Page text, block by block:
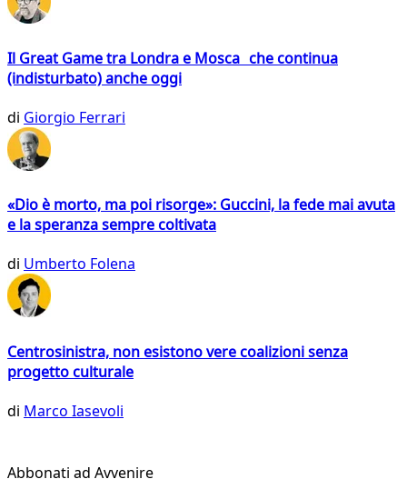
Il Great Game tra Londra e Mosca che continua
(indisturbato) anche oggi
di Giorgio Ferrari
«Dio è morto, ma poi risorge»: Guccini, la fede mai avuta
e la speranza sempre coltivata
di Umberto Folena
Centrosinistra, non esistono vere coalizioni senza
progetto culturale
di Marco Iasevoli
Abbonati ad Avvenire